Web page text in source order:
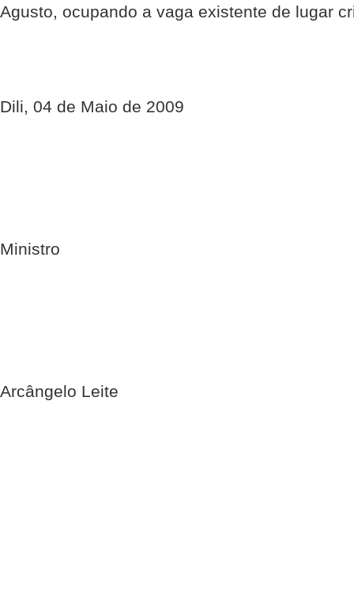
Agusto, ocupando a vaga existente de lugar
Dili, 04 de Maio de 2009
Ministro
Arcângelo Leite